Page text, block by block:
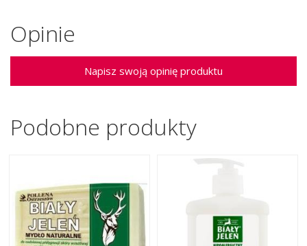
Opinie
Napisz swoją opinię produktu
Podobne produkty